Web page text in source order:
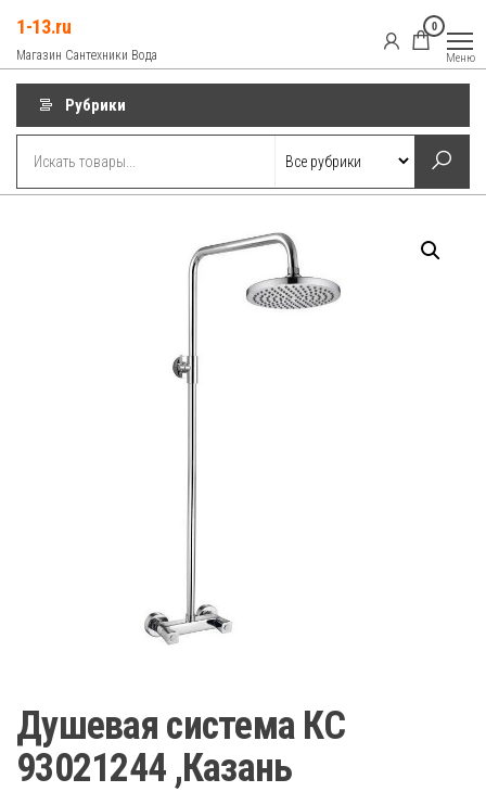
содержимому
1-13.ru
Магазин Сантехники Вода
0
Меню
Рубрики
Душевая система КС
93021244 ,Казань